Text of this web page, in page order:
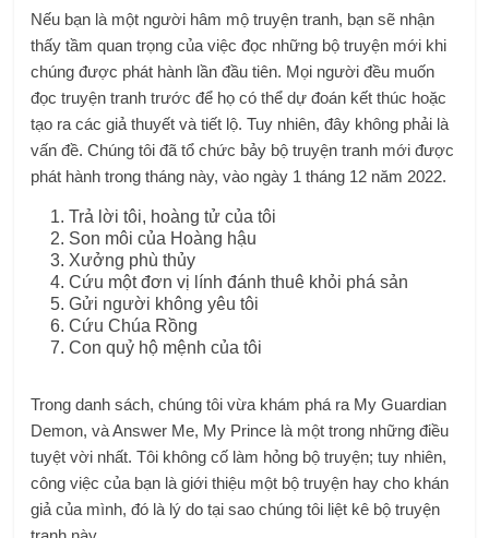
Nếu bạn là một người hâm mộ truyện tranh, bạn sẽ nhận
thấy tầm quan trọng của việc đọc những bộ truyện mới khi
chúng được phát hành lần đầu tiên. Mọi người đều muốn
đọc truyện tranh trước để họ có thể dự đoán kết thúc hoặc
tạo ra các giả thuyết và tiết lộ. Tuy nhiên, đây không phải là
vấn đề. Chúng tôi đã tổ chức bảy bộ truyện tranh mới được
phát hành trong tháng này, vào ngày 1 tháng 12 năm 2022.
Trả lời tôi, hoàng tử của tôi
Son môi của Hoàng hậu
Xưởng phù thủy
Cứu một đơn vị lính đánh thuê khỏi phá sản
Gửi người không yêu tôi
Cứu Chúa Rồng
Con quỷ hộ mệnh của tôi
Trong danh sách, chúng tôi vừa khám phá ra My Guardian
Demon, và Answer Me, My Prince là một trong những điều
tuyệt vời nhất. Tôi không cố làm hỏng bộ truyện; tuy nhiên,
công việc của bạn là giới thiệu một bộ truyện hay cho khán
giả của mình, đó là lý do tại sao chúng tôi liệt kê bộ truyện